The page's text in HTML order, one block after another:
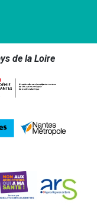
de la Loire